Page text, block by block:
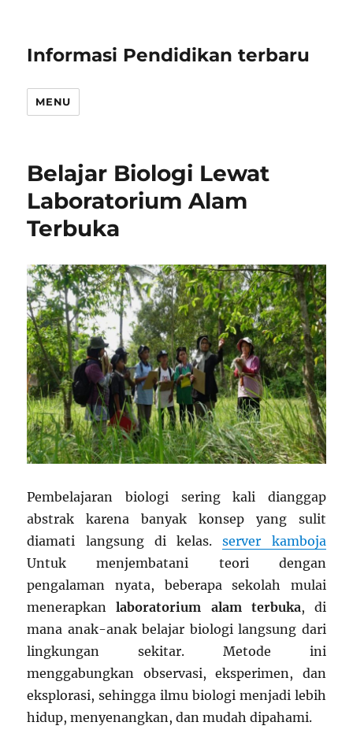
Informasi Pendidikan terbaru
MENU
Belajar Biologi Lewat
Laboratorium Alam
Terbuka
Pembelajaran biologi sering kali dianggap
abstrak karena banyak konsep yang sulit
diamati langsung di kelas.server kamboja
Untuk menjembatani teori dengan
pengalaman nyata, beberapa sekolah mulai
menerapkanlaboratorium alam terbuka, di
mana anak-anak belajar biologi langsung dari
lingkungan sekitar. Metode ini
menggabungkan observasi, eksperimen, dan
eksplorasi, sehingga ilmu biologi menjadi lebih
hidup, menyenangkan, dan mudah dipahami.